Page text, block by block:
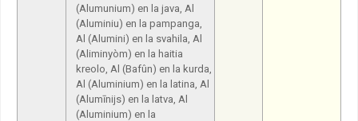
(Alumunium) en la java, Al
(Aluminiu) en la pampanga,
Al (Alumini) en la svahila, Al
(Aliminyòm) en la haitia
kreolo, Al (Bafûn) en la kurda,
Al (Aluminium) en la latina, Al
(Alumīnijs) en la latva, Al
(Aluminium) en la